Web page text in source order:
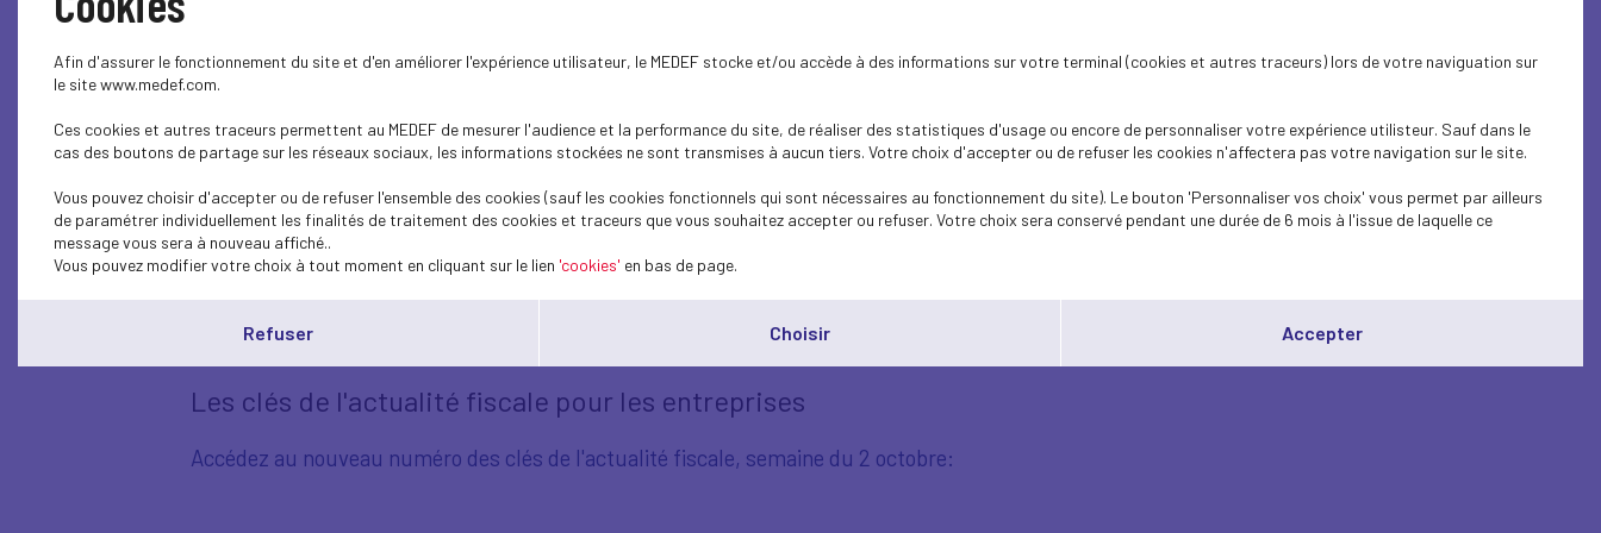
INFO FISCALITE du 2 octobre 2023
Les clés de l'actualité fiscale pour les entreprises
Accédez au nouveau numéro des clés de l'actualité fiscale, semaine du 2 octobre:
Afin d'assurer le fonctionnement du site et d'en améliorer l'expérience utilisateur, le MEDEF stocke et/ou accède à des informations sur votre terminal (cookies et autres traceurs) lors de votre naviguation sur
le site www.medef.com.
Ces cookies et autres traceurs permettent au MEDEF de mesurer l'audience et la performance du site, de réaliser des statistiques d'usage ou encore de personnaliser votre expérience utilisteur. Sauf dans le
cas des boutons de partage sur les réseaux sociaux, les informations stockées ne sont transmises à aucun tiers. Votre choix d'accepter ou de refuser les cookies n'affectera pas votre navigation sur le site.
Vous pouvez choisir d'accepter ou de refuser l'ensemble des cookies (sauf les cookies fonctionnels qui sont nécessaires au fonctionnement du site). Le bouton 'Personnaliser vos choix' vous permet par ailleurs
de paramétrer individuellement les finalités de traitement des cookies et traceurs que vous souhaitez accepter ou refuser. Votre choix sera conservé pendant une durée de 6 mois à l'issue de laquelle ce
message vous sera à nouveau affiché..
Vous pouvez modifier votre choix à tout moment en cliquant sur le lien 'cookies' en bas de page.
Refuser Choisir Accepter